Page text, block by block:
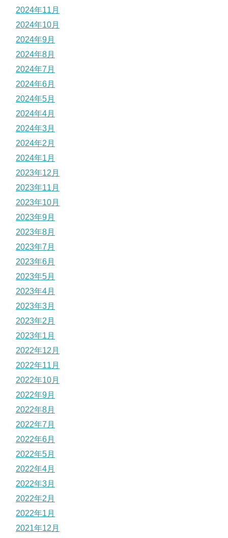
2024年11月
2024年10月
2024年9月
2024年8月
2024年7月
2024年6月
2024年5月
2024年4月
2024年3月
2024年2月
2024年1月
2023年12月
2023年11月
2023年10月
2023年9月
2023年8月
2023年7月
2023年6月
2023年5月
2023年4月
2023年3月
2023年2月
2023年1月
2022年12月
2022年11月
2022年10月
2022年9月
2022年8月
2022年7月
2022年6月
2022年5月
2022年4月
2022年3月
2022年2月
2022年1月
2021年12月